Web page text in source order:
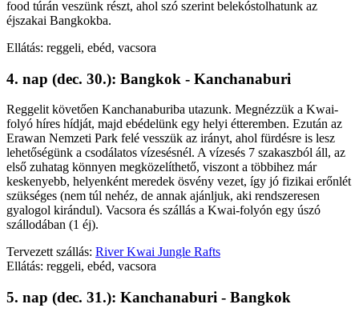
food túrán veszünk részt, ahol szó szerint belekóstolhatunk az
éjszakai Bangkokba.
Ellátás: reggeli, ebéd, vacsora
4. nap (dec. 30.): Bangkok - Kanchanaburi
Reggelit követően Kanchanaburiba utazunk. Megnézzük a Kwai-
folyó híres hídját, majd ebédelünk egy helyi étteremben. Ezután az
Erawan Nemzeti Park felé vesszük az irányt, ahol fürdésre is lesz
lehetőségünk a csodálatos vízesésnél. A vízesés 7 szakaszból áll, az
első zuhatag könnyen megközelíthető, viszont a többihez már
keskenyebb, helyenként meredek ösvény vezet, így jó fizikai erőnlét
szükséges (nem túl nehéz, de annak ajánljuk, aki rendszeresen
gyalogol kirándul). Vacsora és szállás a Kwai-folyón egy úszó
szállodában (1 éj).
Tervezett szállás: River Kwai Jungle Rafts
Ellátás: reggeli, ebéd, vacsora
5. nap (dec. 31.): Kanchanaburi - Bangkok